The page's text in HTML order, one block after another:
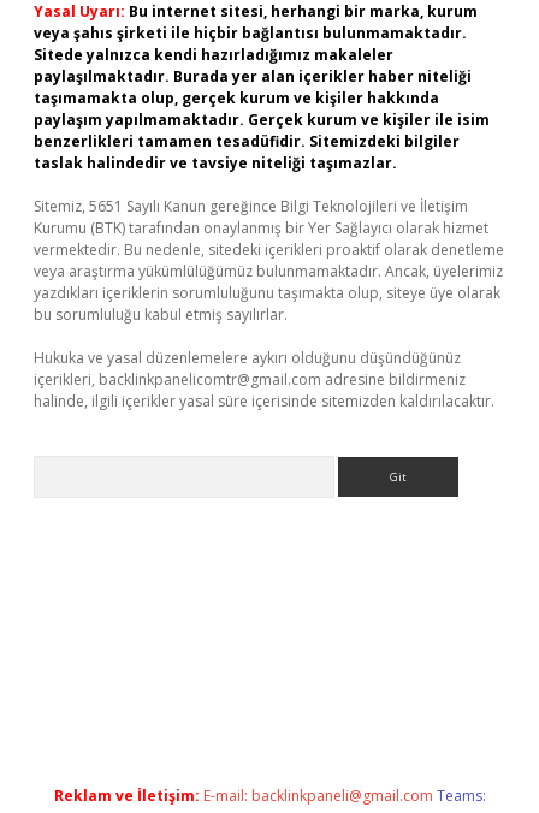
Yasal Uyarı: Bu internet sitesi, herhangi bir marka, kurum
veya şahıs şirketi ile hiçbir bağlantısı bulunmamaktadır.
Sitede yalnızca kendi hazırladığımız makaleler
paylaşılmaktadır. Burada yer alan içerikler haber niteliği
taşımamakta olup, gerçek kurum ve kişiler hakkında
paylaşım yapılmamaktadır. Gerçek kurum ve kişiler ile isim
benzerlikleri tamamen tesadüfidir. Sitemizdeki bilgiler
taslak halindedir ve tavsiye niteliği taşımazlar.
Sitemiz, 5651 Sayılı Kanun gereğince Bilgi Teknolojileri ve İletişim
Kurumu (BTK) tarafından onaylanmış bir Yer Sağlayıcı olarak hizmet
vermektedir. Bu nedenle, sitedeki içerikleri proaktif olarak denetleme
veya araştırma yükümlülüğümüz bulunmamaktadır. Ancak, üyelerimiz
yazdıkları içeriklerin sorumluluğunu taşımakta olup, siteye üye olarak
bu sorumluluğu kabul etmiş sayılırlar.
Hukuka ve yasal düzenlemelere aykırı olduğunu düşündüğünüz
içerikleri, backlinkpanelicomtr@gmail.com adresine bildirmeniz
halinde, ilgili içerikler yasal süre içerisinde sitemizden kaldırılacaktır.
Reklam ve İletişim: E-mail: backlinkpaneli@gmail.com Teams: